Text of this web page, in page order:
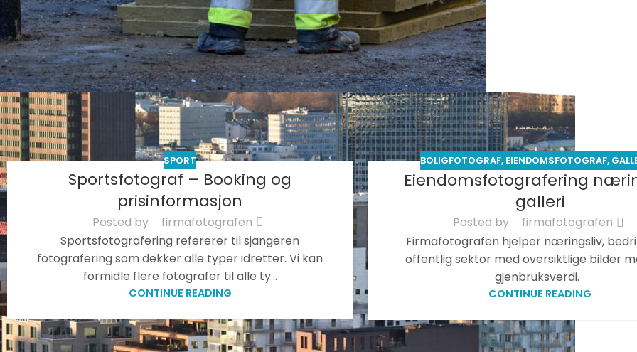
SPORT
Sportsfotograf – Booking og
prisinformasjon
Posted by
firmafotografen
Sportsfotografering refererer til sjangeren
fotografering som dekker alle typer idretter. Vi kan
formidle flere fotografer til alle ty...
CONTINUE READING
BOLIGFOTOGRAF, EIENDOMSFOTOGRAF,
Eiendomsfotografering
galleri
Posted by
firmafotografen
Firmafotografen hjelper næringsliv,
offentlig sektor med oversiktlige bilder
gjenbruksverdi.
CONTINUE READING